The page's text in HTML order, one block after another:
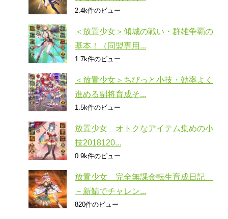
2.4k件のビュー
＜放置少女＞傾城の戦い・群雄争覇の
基本！（同盟専用...
1.7k件のビュー
＜放置少女＞ちびっと小技・効率よく
進める副将育成そ...
1.5k件のビュー
放置少女 オトクなアイテム集めの小
技2018120...
0.9k件のビュー
放置少女 完全無課金転生育成日記
－新鯖でチャレン...
820件のビュー